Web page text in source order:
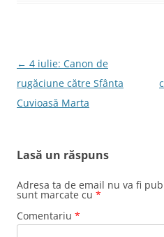
Navigare
în
articole
← 4 iulie: Canon de
rugăciune către Sfânta
Cuvioasă Marta
Lasă un răspuns
Adresa ta de email nu va fi
sunt marcate cu *
Comentariu *